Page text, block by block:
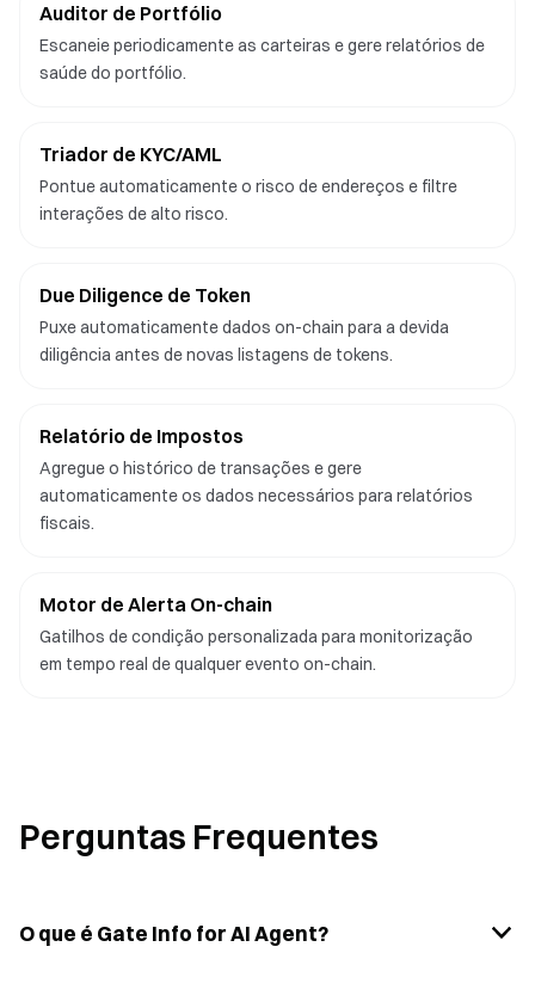
Auditor de Portfólio
Escaneie periodicamente as carteiras e gere relatórios de
saúde do portfólio.
Triador de KYC/AML
Pontue automaticamente o risco de endereços e filtre
interações de alto risco.
Due Diligence de Token
Puxe automaticamente dados on-chain para a devida
diligência antes de novas listagens de tokens.
Relatório de Impostos
Agregue o histórico de transações e gere
automaticamente os dados necessários para relatórios
fiscais.
Motor de Alerta On-chain
Gatilhos de condição personalizada para monitorização
em tempo real de qualquer evento on-chain.
Perguntas Frequentes
O que é Gate Info for AI Agent?